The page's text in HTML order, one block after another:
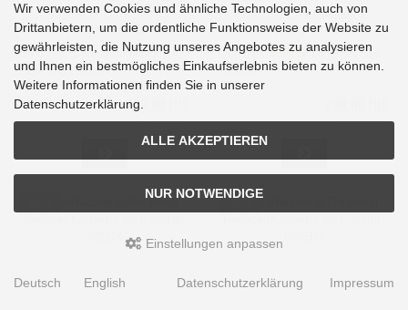
Sky-Watcher 0.77x Focal
Reducer/Korrektor for Evostar-
150EDX
Lieferzeit:
Lieferung erwartet
299,00 EUR
inkl. 19 % MwSt. zzgl.Versandkosten
SkyWatcher 0,7x Reducer /
Flattener für Skymax-200DX
Lieferzeit:
Lieferzeit bitte
erfragen
inkl. 19 % MwSt. zzgl.Versandkosten
Wir verwenden Cookies und ähnliche Technologien, auch von
Drittanbietern, um die ordentliche Funktionsweise der Website zu
gewährleisten, die Nutzung unseres Angebotes zu analysieren
und Ihnen ein bestmögliches Einkaufserlebnis bieten zu können.
Weitere Informationen finden Sie in unserer
Datenschutzerklärung.
ALLE AKZEPTIEREN
NUR NOTWENDIGE
Einstellungen anpassen
Deutsch English Datenschutzerklärung Impressum